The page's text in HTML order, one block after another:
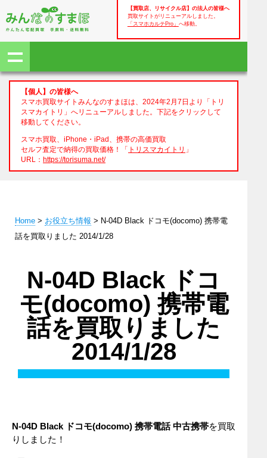
【買取店、リサイクル店】の法人の皆様へ
買取サイトがリニューアルしました。
「スマホカルテPro」 へ移動。
【個人】の皆様へ
スマホ買取サイトみんなのすまほは、2024年2月7日より「トリ
スマカイトリ」へリニューアルしました。下記をクリックして
移動してください。
スマホ買取、iPhone・iPad、携帯の高価買取
セルフ査定で納得の買取価格！「 トリスマカイトリ 」
URL： https://torisuma.net/
Home > お役立ち情報 > N-04D Black ドコモ(docomo) 携帯電
話を買取りました 2014/1/28
N-04D Black ドコ
モ(docomo) 携帯電
話を買取りました
2014/1/28
N-04D Black ドコモ(docomo) 携帯電話中古携帯を買取
りしました！